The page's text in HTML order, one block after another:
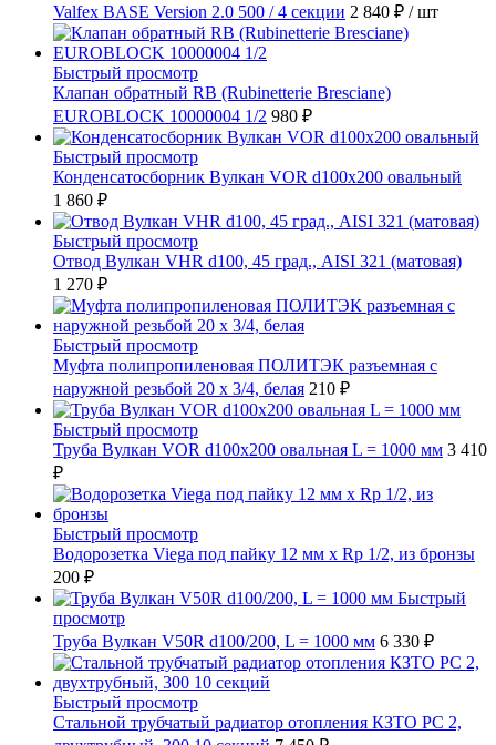
Valfex BASE Version 2.0 500 / 4 секции 2 840 ₽ / шт
Быстрый просмотр
Клапан обратный RB (Rubinetterie Bresciane)
EUROBLOCK 10000004 1/2 980 ₽
Быстрый просмотр
Конденсатосборник Вулкан VOR d100x200 овальный
1 860 ₽
Быстрый просмотр
Отвод Вулкан VHR d100, 45 град., AISI 321 (матовая)
1 270 ₽
Быстрый просмотр
Муфта полипропиленовая ПОЛИТЭК разъемная с
наружной резьбой 20 x 3/4, белая 210 ₽
Быстрый просмотр
Труба Вулкан VOR d100x200 овальная L = 1000 мм 3 410
₽
Быстрый просмотр
Водорозетка Viega под пайку 12 мм х Rp 1/2, из бронзы
200 ₽
Быстрый
просмотр
Труба Вулкан V50R d100/200, L = 1000 мм 6 330 ₽
Быстрый просмотр
Стальной трубчатый радиатор отопления КЗТО РС 2,